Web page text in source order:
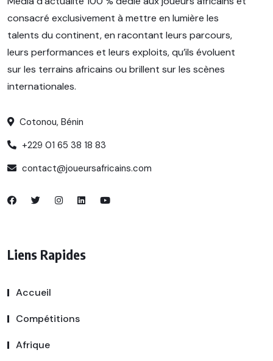
consacré exclusivement à mettre en lumière les
talents du continent, en racontant leurs parcours,
leurs performances et leurs exploits, qu’ils évoluent
sur les terrains africains ou brillent sur les scènes
internationales.
Cotonou, Bénin
+229 01 65 38 18 83
contact@joueursafricains.com
Liens Rapides
Accueil
Compétitions
Afrique